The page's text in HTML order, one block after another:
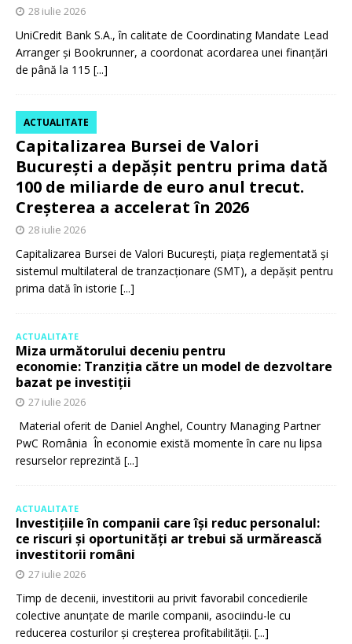
28 iulie 2026
UniCredit Bank S.A., în calitate de Coordinating Mandate Lead
Arranger și Bookrunner, a coordonat acordarea unei finanțări
de până la 115 [...]
Capitalizarea Bursei de Valori
București a depășit pentru prima dată
100 de miliarde de euro anul trecut.
Creșterea a accelerat în 2026
ACTUALITATE
28 iulie 2026
Capitalizarea Bursei de Valori București, piața reglementată și
sistemul multilateral de tranzacționare (SMT), a depășit pentru
prima dată în istorie [...]
ACTUALITATE
Miza următorului deceniu pentru
economie: Tranziția către un model de dezvoltare
bazat pe investiții
27 iulie 2026
Material oferit de Daniel Anghel, Country Managing Partner
PwC România În economie există momente în care nu lipsa
resurselor reprezintă [...]
ACTUALITATE
Investițiile în companii care își reduc personalul:
ce riscuri și oportunități ar trebui să urmărească
investitorii români
27 iulie 2026
Timp de decenii, investitorii au privit favorabil concedierile
colective anunțate de marile companii, asociindu-le cu
reducerea costurilor și creșterea profitabilității. [...]